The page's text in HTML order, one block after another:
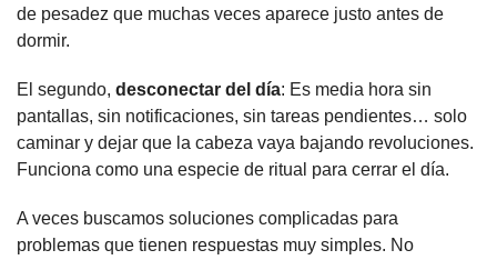
de pesadez que muchas veces aparece justo antes de
dormir.
El segundo, desconectar del día: Es media hora sin
pantallas, sin notificaciones, sin tareas pendientes… solo
caminar y dejar que la cabeza vaya bajando revoluciones.
Funciona como una especie de ritual para cerrar el día.
A veces buscamos soluciones complicadas para
problemas que tienen respuestas muy simples. No